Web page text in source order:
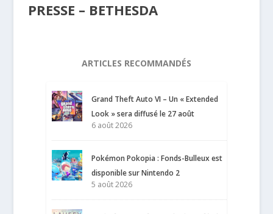
PRESSE – BETHESDA
ARTICLES RECOMMANDÉS
Grand Theft Auto VI – Un « Extended
Look » sera diffusé le 27 août
6 août 2026
Pokémon Pokopia : Fonds-Bulleux est
disponible sur Nintendo 2
5 août 2026